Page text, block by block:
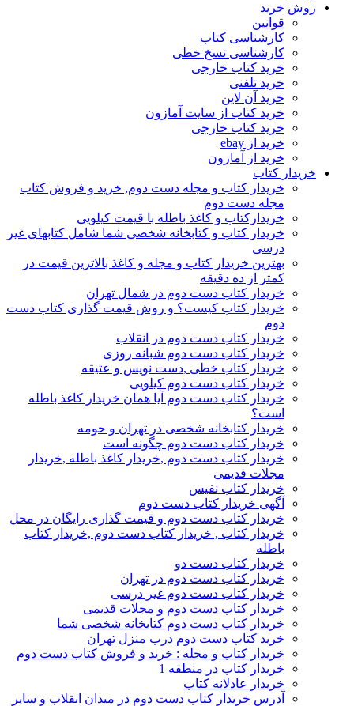
روش خرید
قوانین
کارشناسی کتاب
کارشناسی نسخ خطی
خرید کتاب خارجی
خرید تلفنی
خرید آن لاین
خرید کتاب از سایت آمازون
خرید کتاب خارجی
خرید از ebay
خرید از آمازون
خریدار کتاب
خریدار کتاب و مجله دست دوم, خرید و فروش کتاب
مجله دست دوم
خریدارکتاب و کاغذ باطله با قیمت کیلویی
خریدار کتاب و کتابخانه شخصی شما شامل کتابهای غیر
درسی
بهترین خریدار کتاب و مجله و کاغذ بالاترین قیمت در
کمتر از ده دقیقه
خریدار کتاب دست دوم در شمال تهران
خریدار کتاب کیست؟ و روش قیمت گذاری کتاب دست
دوم
خریدار کتاب دست دوم در انقلاب
خریدار کتاب دست دوم شبانه روزی
خریدار کتاب خطی ,دست نویس و عتیقه
خریدار کتاب دست دوم کیلویی
خریدار کتاب دست دوم آیا همان خریدار کاغذ باطله
است؟
خریدار کتابخانه شخصی در تهران و حومه
خریدار کتاب دست دوم چگونه است
خریدار کتاب دست دوم ,خریدار کاغذ باطله ,خریدار
مجلات قدیمی
خریدار کتاب نفیس
آگهی خریدار کتاب دست دوم
خریدار کتاب دست دوم و قیمت گذاری رایگان در محل
خریدار کتاب , خریدار کتاب دست دوم ,خریدار کتاب
باطله
خریدار کتاب دست دو
خریدار کتاب دست دوم در تهران
خریدار کتاب دست دوم غیر درسی
خریدار کتاب دست دوم و مجلات قدیمی
خریدار کتاب دست دوم کتابخانه شخصی شما
خرید کتاب دست دوم درب منزل تهران
خریدار کتاب و مجله : خرید و فروش کتاب دست دوم
خریدار کتاب در منطقه 1
خریدار عادلانه کتاب
آدرس خریدار کتاب دست دوم در میدان انقلاب و سایر